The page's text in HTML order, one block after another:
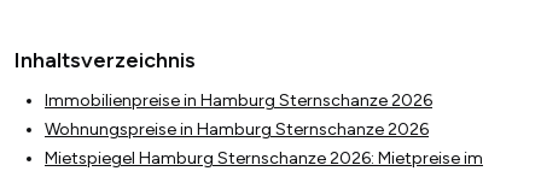
Inhaltsverzeichnis
Immobilienpreise in Hamburg Sternschanze 2026
Wohnungspreise in Hamburg Sternschanze 2026
Mietspiegel Hamburg Sternschanze 2026: Mietpreise im